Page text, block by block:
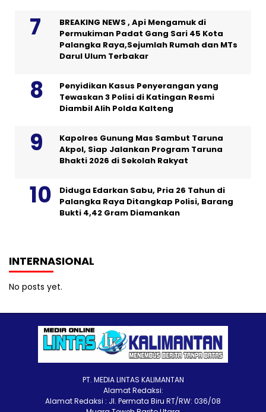
BREAKING NEWS , Api Mengamuk di
Permukiman Padat Gang Sari 45 Kota
Palangka Raya,Sejumlah Rumah dan MTs
Darul Ulum Terbakar
Penyidikan Kasus Penyerangan yang
Tewaskan 3 Polisi di Katingan Resmi
Diambil Alih Polda Kalteng
Kapolres Gunung Mas Sambut Taruna
Akpol, Siap Jalankan Program Taruna
Bhakti 2026 di Sekolah Rakyat
Diduga Edarkan Sabu, Pria 26 Tahun di
Palangka Raya Ditangkap Polisi, Barang
Bukti 4,42 Gram Diamankan
INTERNASIONAL
No posts yet.
PT. MEDIA LINTAS KALIMANTAN
Alamat Redaksi:
Alamat Redaksi : Jl. Permata Biru RT/RW: 036/08